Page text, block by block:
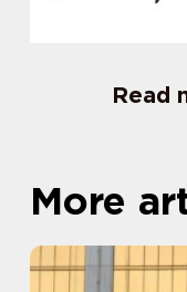
Read
More